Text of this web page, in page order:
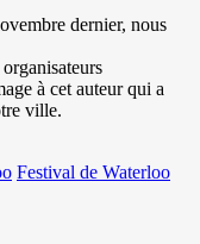
dernier, nous
à cet auteur qui a
ville.
Festival de Waterloo